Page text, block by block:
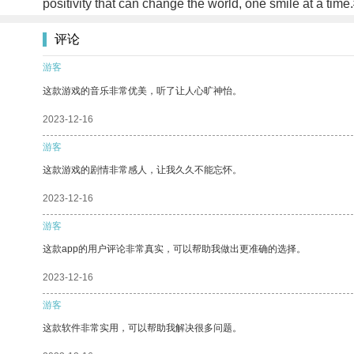
positivity that can change the world, one smile at a
评论
游客
这款游戏的音乐非常优美，听了让人心旷神怡。
2023-12-16
游客
这款游戏的剧情非常感人，让我久久不能忘怀。
2023-12-16
游客
这款app的用户评论非常真实，可以帮助我做出更准确的选择。
2023-12-16
游客
这款软件非常实用，可以帮助我解决很多问题。